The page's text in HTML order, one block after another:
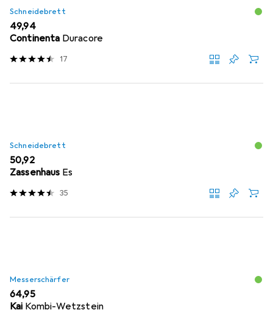
Schneidebrett
EUR
49,94
Continenta Duracore
17
Schneidebrett
EUR
50,92
Zassenhaus Es
35
Messerschärfer
EUR
64,95
Kai Kombi-Wetzstein